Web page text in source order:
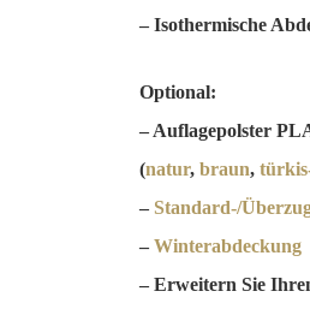
– Isothermische
Optional:
– Auflagepolster
(natur,braun,
– Standard-/
–Winterabdeckung
– Erweitern Sie